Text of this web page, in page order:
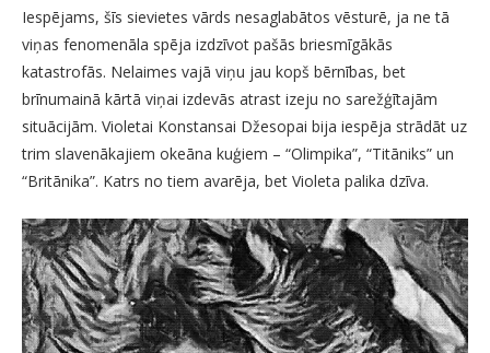
Iespējams, šīs sievietes vārds nesaglabātos vēsturē, ja ne tā
viņas fenomenāla spēja izdzīvot pašās briesmīgākās
katastrofās. Nelaimes vajā viņu jau kopš bērnības, bet
brīnumainā kārtā viņai izdevās atrast izeju no sarežģītajām
situācijām. Violetai Konstansai Džesopai bija iespēja strādāt uz
trim slavenākajiem okeāna kuģiem – “Olimpika”, “Titāniks” un
“Britānika”. Katrs no tiem avarēja, bet Violeta palika dzīva.